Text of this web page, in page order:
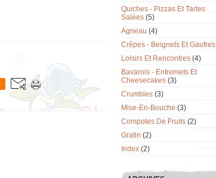
Quiches - Pizzas Et Tartes
Salées (5)
Agneau (4)
Crêpes - Beignets Et Gaufres
Loisirs Et Rencontres (4)
Bavarois - Entremets Et
Cheesecakes (3)
Crumbles (3)
Mise-En-Bouche (3)
Compotes De Fruits (2)
Gratin (2)
Index (2)